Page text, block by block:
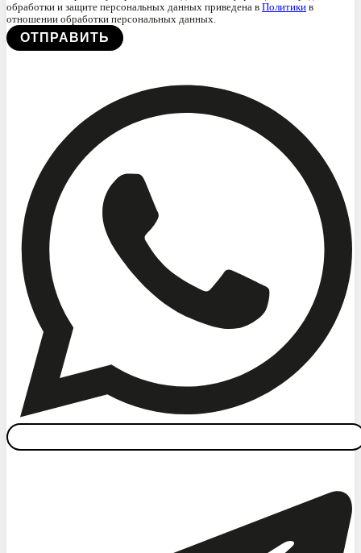
обработки и защите персональных данных приведена в Политики в
отношении обработки персональных данных.